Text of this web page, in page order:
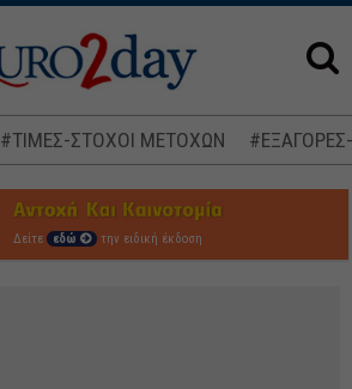
#ΤΙΜΕΣ-ΣΤΟΧΟΙ ΜΕΤΟΧΩΝ
Δείτε εδώ την ειδική έκδοση